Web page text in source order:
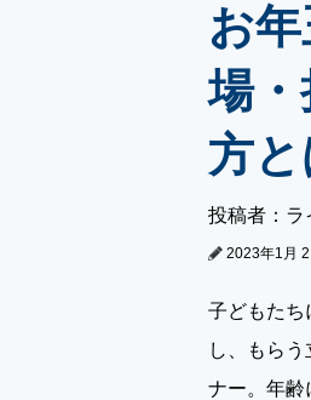
お
場・
方と
投稿者：ラ
2023年1月 2
子どもたち
し、もら
ナー。年齢